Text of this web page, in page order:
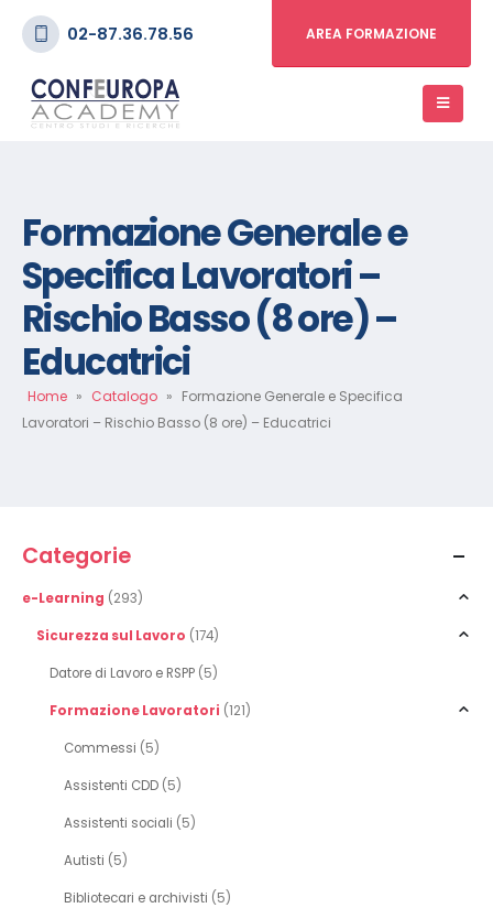
02-87.36.78.56 AREA FORMAZIONE
Formazione Generale e
Specifica Lavoratori –
Rischio Basso (8 ore) –
Educatrici
Home » Catalogo » Formazione Generale e Specifica
Lavoratori – Rischio Basso (8 ore) – Educatrici
Categorie
e-Learning (293)
Sicurezza sul Lavoro (174)
Datore di Lavoro e RSPP (5)
Formazione Lavoratori (121)
Commessi (5)
Assistenti CDD (5)
Assistenti sociali (5)
Autisti (5)
Bibliotecari e archivisti (5)